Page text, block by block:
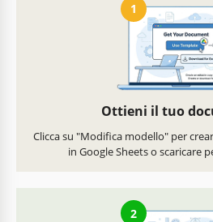
1
Ottieni il tuo
Clicca su "Modifica modello" per
in Google Sheets o scaricare
2